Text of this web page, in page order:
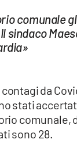
comunale
sindaco
da
stati
comunale,
sono 28.